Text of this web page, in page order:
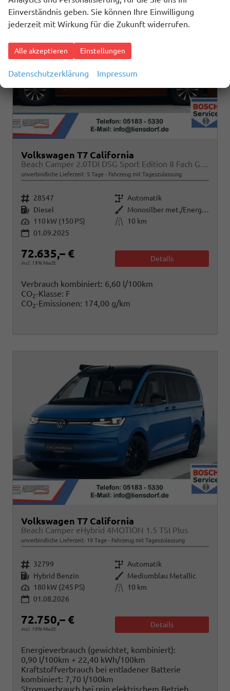
Volkswagen T7 California
unverbindliche Lieferzeit: 5 Tage Fahrzeug mit Tageszulassung
Fahrzeugnr. 28547 Getriebe Automatik
Kraftstoff Diesel Außenfarbe
Monosilber met./Energetic Orange met. Dach Schwarz
Leistung 110 kW (150 PS) Kilometerstand
10 km
01.09.2025
72.635,– €
incl. 19% MwSt.
Details
Verbrauch kombiniert: 6,60 l/100km
CO2-Klasse: F
CO2-Emissionen: 174,00 g/km
Volkswagen T7 California
Beach Camper eHybrid 4MOTION 1.5 TSI Plus
unverbindliche Lieferzeit: 19 Tage Fahrzeug mit Tageszulassung
Fahrzeugnr. 32799 Getriebe Automatik
Kraftstoff Hybrid Benzin Außenfarbe Mediumblau Metallic
Leistung 180 kW (245 PS) Kilometerstand
10 km
01.08.2026
72.750,– €
incl. 19% MwSt.
Details
Energieverbrauch (gewichtet, kombiniert):
0,90 l/100km + 22,40 kWh/100km
Kraftstoffverbrauch bei entladener Batterie
kombiniert: 7,70 l/100km
Stromverbrauch bei rein elektrischem Betrieb
Einverständnis geben. Sie können Ihre Einwilligung
jederzeit mit Wirkung für die Zukunft widerrufen.
Alle akzeptieren Einstellungen
Datenschutzerklärung Impressum